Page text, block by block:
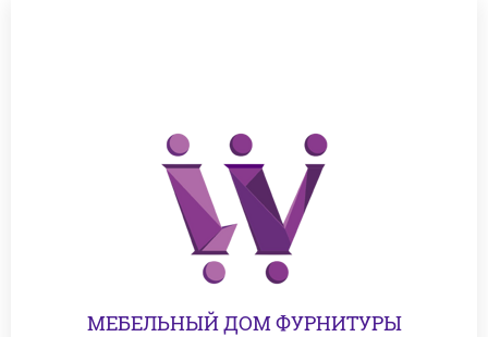
МЕБЕЛЬНЫЙ ДОМ ФУРНИТУРЫ